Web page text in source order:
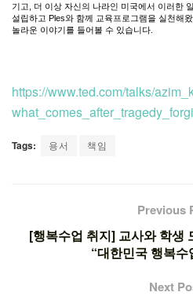
기고
더 이상 자신의 나라인 미국에서 이러한
설립하고 Ples와 함께 교육프로그램을 실천해
놀라운 이야기를 들어볼 수 있습니다
https://www.ted.com/talks/
Tags: 용서 책임
Previous
[행복수업 취지] 교사와 학생
“대한민국 행복수
Next